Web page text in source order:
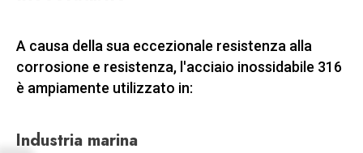
A causa della sua eccezionale resistenza alla
corrosione e resistenza, l'acciaio inossidabile 316
è ampiamente utilizzato in:
Industria marina